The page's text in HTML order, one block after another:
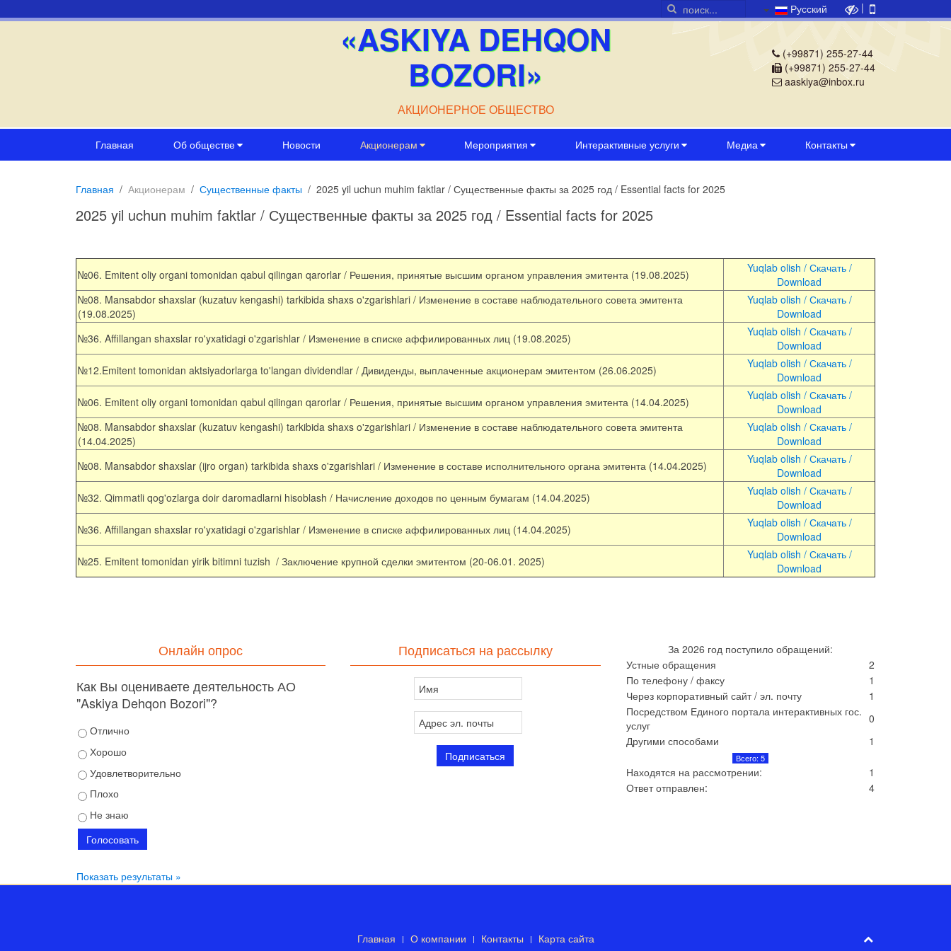
|
Русский
«ASKIYA DEHQON
BOZORI»
АКЦИОНЕРНОЕ ОБЩЕСТВО
(+99871) 255-27-44
(+99871) 255-27-44
aaskiya@inbox.ru
Главная Об обществе Новости Акционерам Мероприятия Интерактивные услуги Медиа Контакты
Главная Акционерам Существенные факты 2025 yil uchun muhim faktlar / Существенные факты за 2025 год / Essential facts for 2025
2025 yil uchun muhim faktlar / Существенные факты за 2025 год / Essential facts for 2025
№06. Emitent oliy organi tomonidan qabul qilingan qarorlar / Решения, принятые высшим органом управления эмитента (19.08.2025)
Yuqlab olish / Скачать /
Download
№08. Mansabdor shaxslar (kuzatuv kengashi) tarkibida shaxs o'zgarishlari / Изменение в составе наблюдательного совета эмитента
(19.08.2025)
Yuqlab olish / Скачать /
Download
№36. Affillangan shaxslar ro'yxatidagi o'zgarishlar / Изменение в списке аффилированных лиц (19.08.2025)
Yuqlab olish / Скачать /
Download
№12.Emitent tomonidan aktsiyadorlarga to'langan dividendlar / Дивиденды, выплаченные акционерам эмитентом (26.06.2025)
Yuqlab olish / Скачать /
Download
№06. Emitent oliy organi tomonidan qabul qilingan qarorlar / Решения, принятые высшим органом управления эмитента (14.04.2025)
Yuqlab olish / Скачать /
Download
№08. Mansabdor shaxslar (kuzatuv kengashi) tarkibida shaxs o'zgarishlari / Изменение в составе наблюдательного совета эмитента
(14.04.2025)
Yuqlab olish / Скачать /
Download
№08. Mansabdor shaxslar (ijro organ) tarkibida shaxs o'zgarishlari / Изменение в составе исполнительного органа эмитента (14.04.2025)
Yuqlab olish / Скачать /
Download
№32. Qimmatli qog'ozlarga doir daromadlarni hisoblash / Начисление доходов по ценным бумагам (14.04.2025)
Yuqlab olish / Скачать /
Download
№36. Affillangan shaxslar ro'yxatidagi o'zgarishlar / Изменение в списке аффилированных лиц (14.04.2025)
Yuqlab olish / Скачать /
Download
№25. Emitent tomonidan yirik bitimni tuzish / Заключение крупной сделки эмитентом (20-06.01 . 2025)
Yuqlab olish / Скачать /
Download
Онлайн опрос
Как Вы оцениваете деятельность АО
"Askiya Dehqon Bozori"?
Отлично
Хорошо
Удовлетворительно
Плохо
Не знаю
Показать результаты »
Подписаться на рассылку
За 2026 год поступило обращений:
Устные обращения
2
По телефону / факсу
1
Через корпоративный сайт / эл. почту
1
Посредством Единого портала интерактивных гос.
услуг
0
Другими способами
1
Всего: 5
Находятся на рассмотрении:
1
Ответ отправлен:
4
Главная О компании Контакты Карта сайта